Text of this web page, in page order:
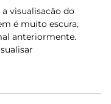
visualisacão do
é muito escura,
anteriormente.